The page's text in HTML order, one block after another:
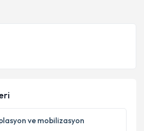
e-posta ile bilgilendireceğiz.
işlenmesine ilişkinAydınlatma
okudum ve kişisel verilerimin belirtilen
işlenmesini kabul ediyorum.
ve mobilizasyon